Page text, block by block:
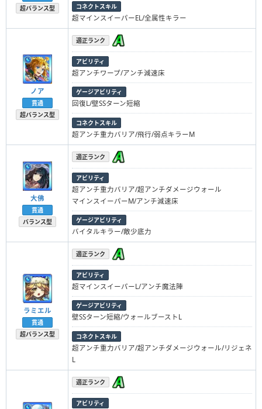
超バランス型
コネクトスキル
超マインスイーパーEL/全属性キラー
ノア
貫通
超バランス型
適正ランク
アビリティ
超アンチワープ/アンチ減速床
ゲージアビリティ
回復L/壁SSターン短縮
コネクトスキル
超アンチ重力バリア/飛行/弱点キラーM
大佛
貫通
バランス型
適正ランク
アビリティ
超アンチ重力バリア/超アンチダメージウォール
マインスイーパーM/アンチ減速床
ゲージアビリティ
バイタルキラー/敵少底力
ラミエル
貫通
超バランス型
適正ランク
アビリティ
超マインスイーパーL/アンチ魔法陣
ゲージアビリティ
壁SSターン短縮/ウォールブーストL
コネクトスキル
超アンチ重力バリア/超アンチダメージウォール/リジェネ
L
適正ランク
アビリティ